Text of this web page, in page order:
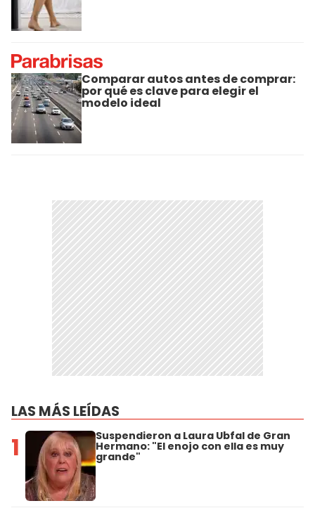
Comparar autos antes de comprar:
por qué es clave para elegir el
modelo ideal
LAS MÁS LEÍDAS
1 Suspendieron a Laura Ubfal de Gran
Hermano: "El enojo con ella es muy
grande"